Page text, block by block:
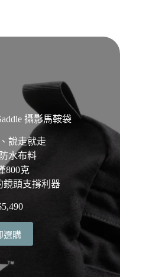
攝影馬鞍袋
說走就走
水布料
800克
鏡頭支撐利器
5,490
選購